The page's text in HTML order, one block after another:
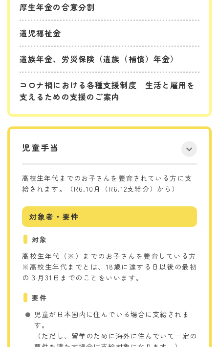
厚生年金の合意分割
遺児福祉金
遺族年金、労災保険（遺族（補償）年金）
コロナ禍における各種支援制度 生活と雇用を
支えるための支援のご案内
児童手当
高校生年代までのお子さんを養育されている方に支
給されます。（R6.10月（R6.12支給分）から）
対象者・要件
対象
高校生年代（※）までのお子さんを養育している方
※高校生年代までとは、18歳に達する日以後の最初
の３月31日までのことをいいます。
要件
児童が日本国内に住んでいる場合に支給されま
す。
（ただし、留学のために海外に住んでいて一定の